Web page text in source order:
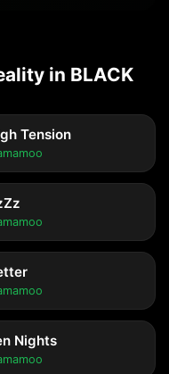
in BLACK
Tension
Nights